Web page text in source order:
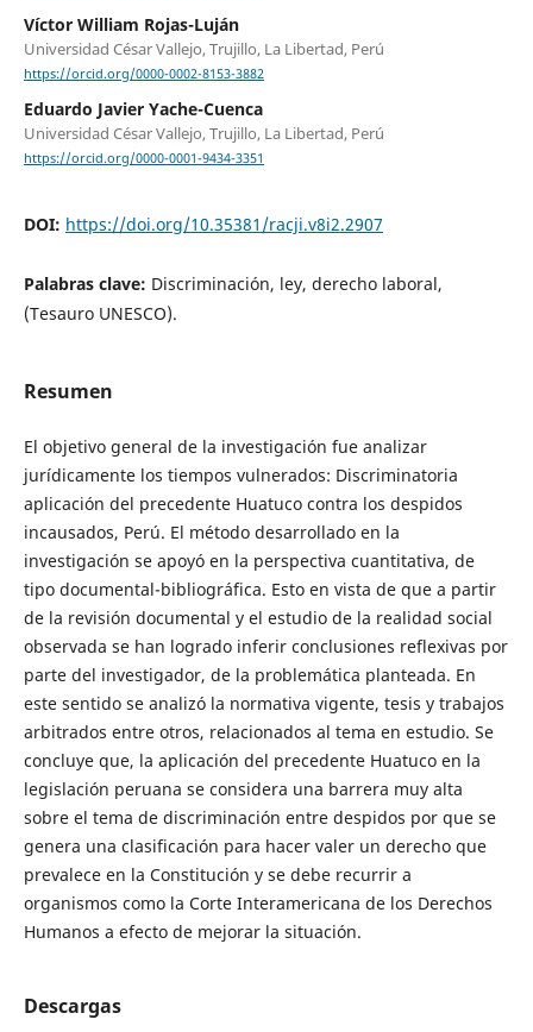
Víctor William Rojas-Luján
Universidad César Vallejo, Trujillo, La Libertad, Perú
https://orcid.org/0000-0002-8153-3882
Eduardo Javier Yache-Cuenca
Universidad César Vallejo, Trujillo, La Libertad, Perú
https://orcid.org/0000-0001-9434-3351
DOI: https://doi.org/10.35381/racji.v8i2.2907
Palabras clave: Discriminación, ley, derecho laboral,
(Tesauro UNESCO).
Resumen
El objetivo general de la investigación fue analizar
jurídicamente los tiempos vulnerados: Discriminatoria
aplicación del precedente Huatuco contra los despidos
incausados, Perú. El método desarrollado en la
investigación se apoyó en la perspectiva cuantitativa, de
tipo documental-bibliográfica. Esto en vista de que a partir
de la revisión documental y el estudio de la realidad social
observada se han logrado inferir conclusiones reflexivas por
parte del investigador, de la problemática planteada. En
este sentido se analizó la normativa vigente, tesis y trabajos
arbitrados entre otros, relacionados al tema en estudio. Se
concluye que, la aplicación del precedente Huatuco en la
legislación peruana se considera una barrera muy alta
sobre el tema de discriminación entre despidos por que se
genera una clasificación para hacer valer un derecho que
prevalece en la Constitución y se debe recurrir a
organismos como la Corte Interamericana de los Derechos
Humanos a efecto de mejorar la situación.
Descargas